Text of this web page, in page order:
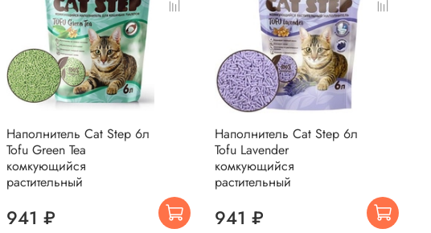
Наполнитель Cat Step 6л
Tofu Green Tea
комкующийся
растительный
941 ₽
Наполнитель Cat Step 6л
Tofu Lavender
комкующийся
растительный
941 ₽